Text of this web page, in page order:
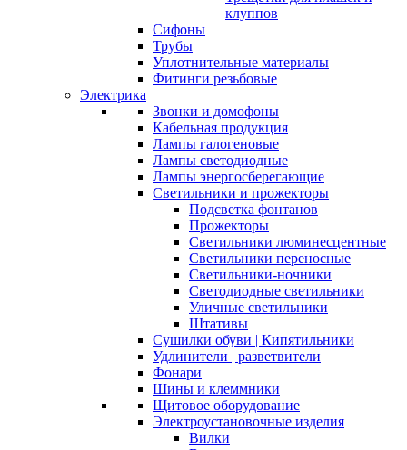
клуппов
Сифоны
Трубы
Уплотнительные материалы
Фитинги резьбовые
Электрика
Звонки и домофоны
Кабельная продукция
Лампы галогеновые
Лампы светодиодные
Лампы энергосберегающие
Светильники и прожекторы
Подсветка фонтанов
Прожекторы
Светильники люминесцентные
Светильники переносные
Светильники-ночники
Светодиодные светильники
Уличные светильники
Штативы
Сушилки обуви | Кипятильники
Удлинители | разветвители
Фонари
Шины и клеммники
Щитовое оборудование
Электроустановочные изделия
Вилки